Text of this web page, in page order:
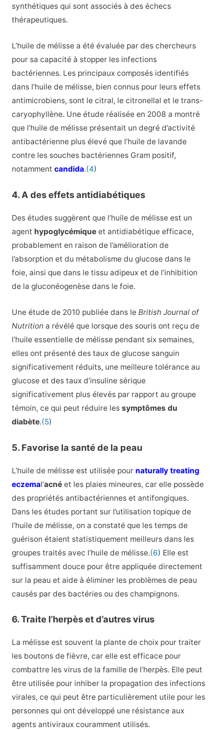
synthétiques qui sont associés à des échecs
thérapeutiques.
L’huile de mélisse a été évaluée par des chercheurs
pour sa capacité à stopper les infections
bactériennes. Les principaux composés identifiés
dans l’huile de mélisse, bien connus pour leurs effets
antimicrobiens, sont le citral, le citronellal et le trans-
caryophyllène. Une étude réalisée en 2008 a montré
que l’huile de mélisse présentait un degré d’activité
antibactérienne plus élevé que l’huile de lavande
contre les souches bactériennes Gram positif,
notamment candida.(4)
4. A des effets antidiabétiques
Des études suggèrent que l’huile de mélisse est un
agent hypoglycémiqueet antidiabétique efficace,
probablement en raison de l’amélioration de
l’absorption et du métabolisme du glucose dans le
foie, ainsi que dans le tissu adipeux et de l’inhibition
de la gluconéogenèse dans le foie.
Une étude de 2010 publiée dans le British Journal of
Nutrition a révélé que lorsque des souris ont reçu de
l’huile essentielle de mélisse pendant six semaines,
elles ont présenté des taux de glucose sanguin
significativement réduits, une meilleure tolérance au
glucose et des taux d’insuline sérique
significativement plus élevés par rapport au groupe
témoin, ce qui peut réduire les symptômes du
diabète.(5)
5. Favorise la santé de la peau
L’huile de mélisse est utilisée pour naturally treating
eczemal’acnéet les plaies mineures, car elle possède
des propriétés antibactériennes et antifongiques.
Dans les études portant sur l’utilisation topique de
l’huile de mélisse, on a constaté que les temps de
guérison étaient statistiquement meilleurs dans les
groupes traités avec l’huile de mélisse.(6) Elle est
suffisamment douce pour être appliquée directement
sur la peau et aide à éliminer les problèmes de peau
causés par des bactéries ou des champignons.
6. Traite l’herpès et d’autres virus
La mélisse est souvent la plante de choix pour traiter
les boutons de fièvre, car elle est efficace pour
combattre les virus de la famille de l’herpès. Elle peut
être utilisée pour inhiber la propagation des infections
virales, ce qui peut être particulièrement utile pour les
personnes qui ont développé une résistance aux
agents antiviraux couramment utilisés.